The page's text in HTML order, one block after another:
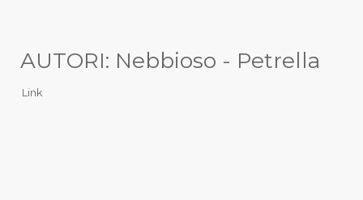
AUTORI: Nebbioso - Petrella
Link